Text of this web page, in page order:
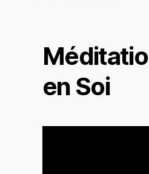
en Soi